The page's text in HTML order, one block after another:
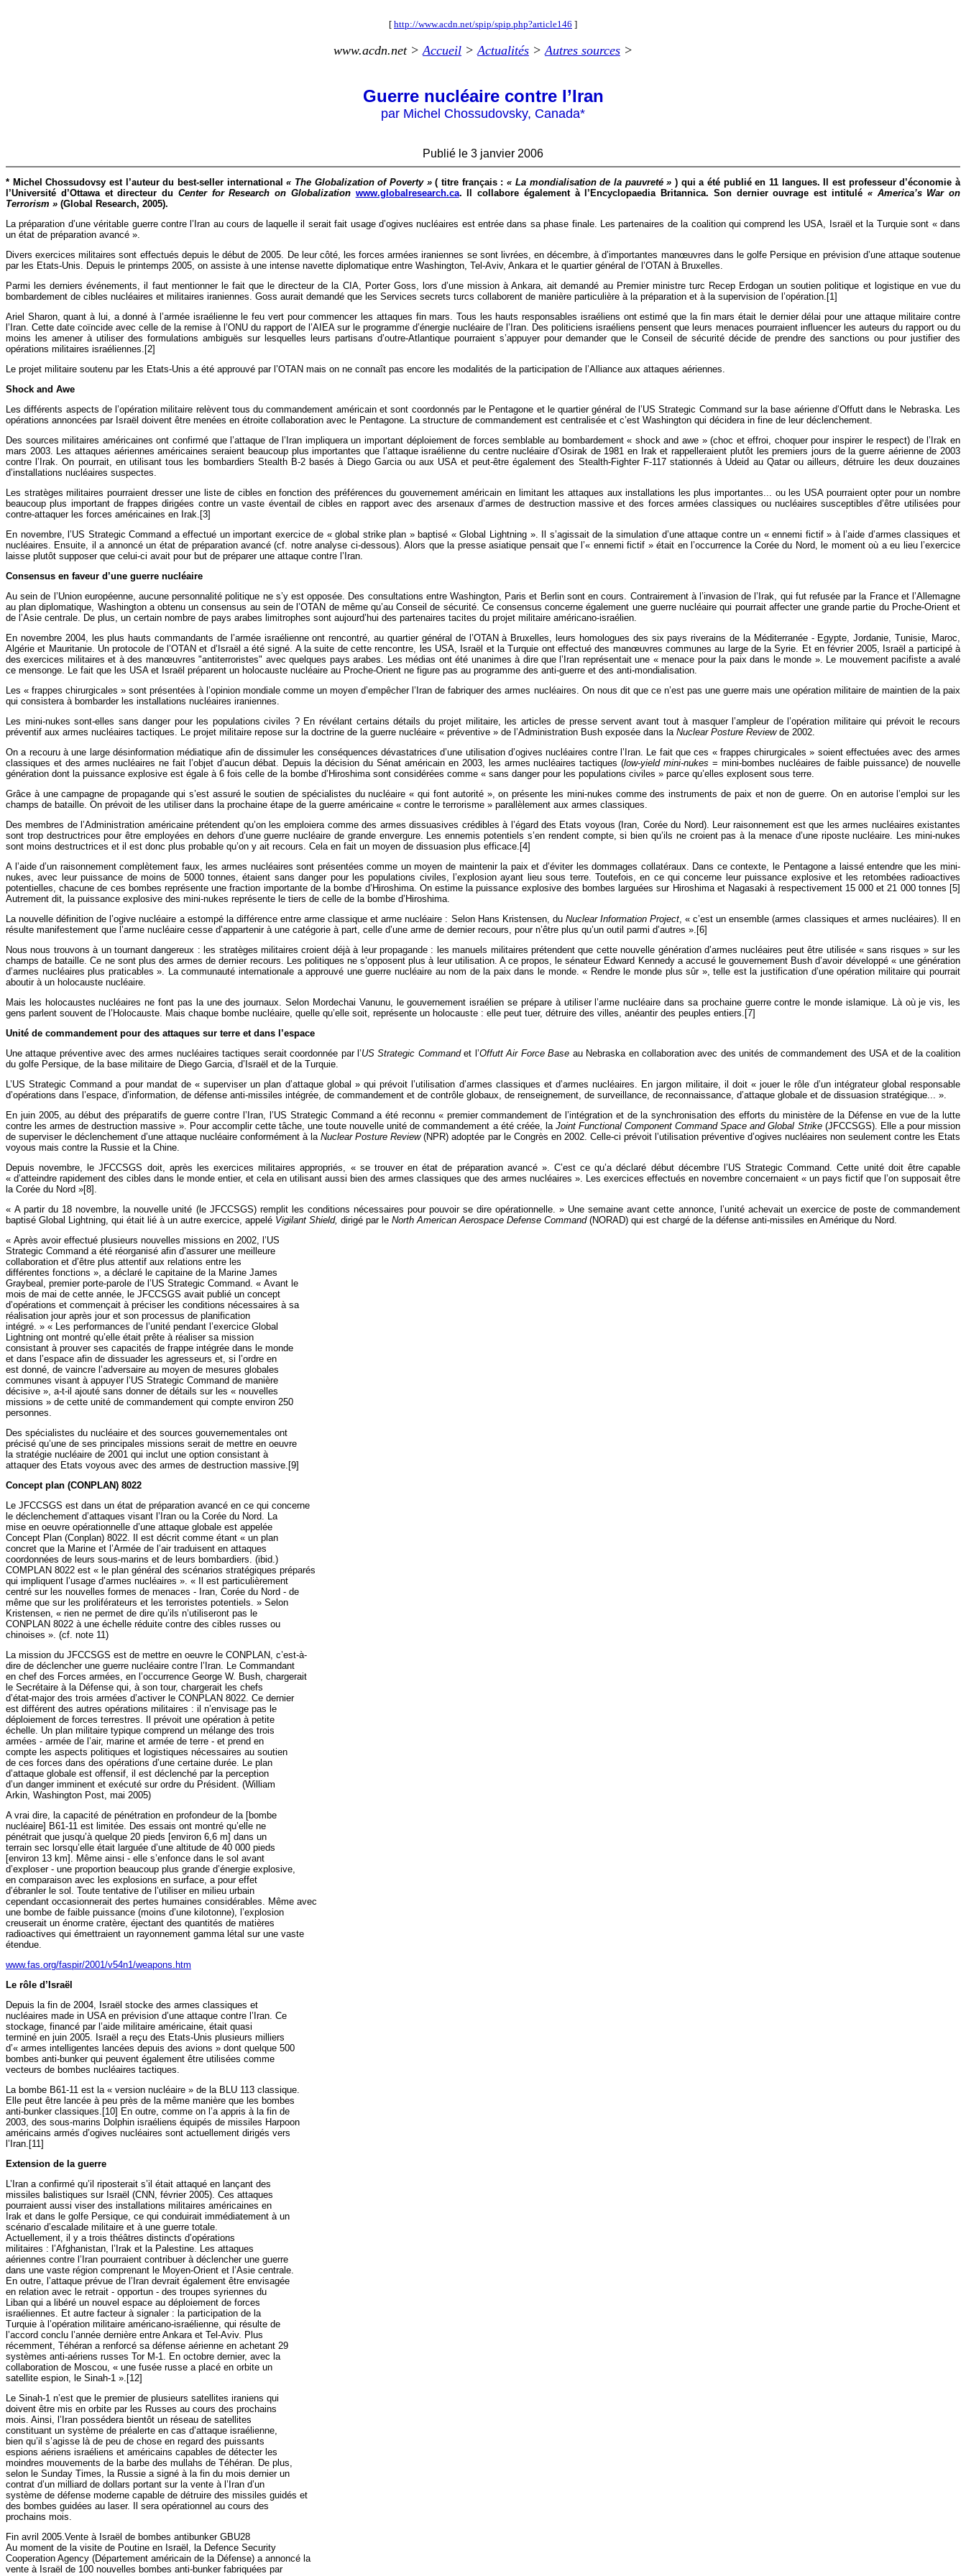
[ http://www.acdn.net/spip/spip.php?article146 ]
www.acdn.net >Accueil >Actualités >Autres sources >
Guerre nucléaire contre l’Iran
par Michel Chossudovsky, Canada*
Publié le 3 janvier 2006
* Michel Chossudovsy est l’auteur du best-seller international« The Globalization of Poverty »( titre français :« La mondialisation de la pauvreté » ) qui a été publié en 11 langues. Il est professeur d’économie à
l’Université d’Ottawa et directeur du Center for Research on Globalization www.globalresearch.ca. Il collabore également à l’Encyclopaedia Britannica. Son dernier ouvrage est intitulé « America’s War on
Terrorism » (Global Research, 2005).
La préparation d’une véritable guerre contre l’Iran au cours de laquelle il serait fait usage d’ogives nucléaires est entrée dans sa phase finale. Les partenaires de la coalition qui comprend les USA, Israël et la Turquie sont « dans
un état de préparation avancé ».
Divers exercices militaires sont effectués depuis le début de 2005. De leur côté, les forces armées iraniennes se sont livrées, en décembre, à d’importantes manœuvres dans le golfe Persique en prévision d’une attaque soutenue
par les Etats-Unis. Depuis le printemps 2005, on assiste à une intense navette diplomatique entre Washington, Tel-Aviv, Ankara et le quartier général de l’OTAN à Bruxelles.
Parmi les derniers événements, il faut mentionner le fait que le directeur de la CIA, Porter Goss, lors d’une mission à Ankara, ait demandé au Premier ministre turc Recep Erdogan un soutien politique et logistique en vue du
bombardement de cibles nucléaires et militaires iraniennes. Goss aurait demandé que les Services secrets turcs collaborent de manière particulière à la préparation et à la supervision de l’opération.[1]
Ariel Sharon, quant à lui, a donné à l’armée israélienne le feu vert pour commencer les attaques fin mars. Tous les hauts responsables israéliens ont estimé que la fin mars était le dernier délai pour une attaque militaire contre
l’Iran. Cette date coïncide avec celle de la remise à l’ONU du rapport de l’AIEA sur le programme d’énergie nucléaire de l’Iran. Des politiciens israéliens pensent que leurs menaces pourraient influencer les auteurs du rapport ou du
moins les amener à utiliser des formulations ambiguës sur lesquelles leurs partisans d’outre-Atlantique pourraient s’appuyer pour demander que le Conseil de sécurité décide de prendre des sanctions ou pour justifier des
opérations militaires israéliennes.[2]
Le projet militaire soutenu par les Etats-Unis a été approuvé par l’OTAN mais on ne connaît pas encore les modalités de la participation de l’Alliance aux attaques aériennes.
Shock and Awe
Les différents aspects de l’opération militaire relèvent tous du commandement américain et sont coordonnés par le Pentagone et le quartier général de l’US Strategic Command sur la base aérienne d’Offutt dans le Nebraska. Les
opérations annoncées par Israël doivent être menées en étroite collaboration avec le Pentagone. La structure de commandement est centralisée et c’est Washington qui décidera in fine de leur déclenchement.
Des sources militaires américaines ont confirmé que l’attaque de l’Iran impliquera un important déploiement de forces semblable au bombardement « shock and awe » (choc et effroi, choquer pour inspirer le respect) de l’Irak en
mars 2003. Les attaques aériennes américaines seraient beaucoup plus importantes que l’attaque israélienne du centre nucléaire d’Osirak de 1981 en Irak et rappelleraient plutôt les premiers jours de la guerre aérienne de 2003
contre l’Irak. On pourrait, en utilisant tous les bombardiers Stealth B-2 basés à Diego Garcia ou aux USA et peut-être également des Stealth-Fighter F-117 stationnés à Udeid au Qatar ou ailleurs, détruire les deux douzaines
d’installations nucléaires suspectes.
Les stratèges militaires pourraient dresser une liste de cibles en fonction des préférences du gouvernement américain en limitant les attaques aux installations les plus importantes... ou les USA pourraient opter pour un nombre
beaucoup plus important de frappes dirigées contre un vaste éventail de cibles en rapport avec des arsenaux d’armes de destruction massive et des forces armées classiques ou nucléaires susceptibles d’être utilisées pour
contre-attaquer les forces américaines en Irak.[3]
En novembre, l’US Strategic Command a effectué un important exercice de « global strike plan » baptisé « Global Lightning ». Il s’agissait de la simulation d’une attaque contre un « ennemi fictif » à l’aide d’armes classiques et
nucléaires. Ensuite, il a annoncé un état de préparation avancé (cf. notre analyse ci-dessous). Alors que la presse asiatique pensait que l’« ennemi fictif » était en l’occurrence la Corée du Nord, le moment où a eu lieu l’exercice
laisse plutôt supposer que celui-ci avait pour but de préparer une attaque contre l’Iran.
Consensus en faveur d’une guerre nucléaire
Au sein de l’Union européenne, aucune personnalité politique ne s’y est opposée. Des consultations entre Washington, Paris et Berlin sont en cours. Contrairement à l’invasion de l’Irak, qui fut refusée par la France et l’Allemagne
au plan diplomatique, Washington a obtenu un consensus au sein de l’OTAN de même qu’au Conseil de sécurité. Ce consensus concerne également une guerre nucléaire qui pourrait affecter une grande partie du Proche-Orient et
de l’Asie centrale. De plus, un certain nombre de pays arabes limitrophes sont aujourd’hui des partenaires tacites du projet militaire américano-israélien.
En novembre 2004, les plus hauts commandants de l’armée israélienne ont rencontré, au quartier général de l’OTAN à Bruxelles, leurs homologues des six pays riverains de la Méditerranée - Egypte, Jordanie, Tunisie, Maroc,
Algérie et Mauritanie. Un protocole de l’OTAN et d’Israël a été signé. A la suite de cette rencontre, les USA, Israël et la Turquie ont effectué des manœuvres communes au large de la Syrie. Et en février 2005, Israël a participé à
des exercices militaires et à des manœuvres "antiterroristes" avec quelques pays arabes. Les médias ont été unanimes à dire que l’Iran représentait une « menace pour la paix dans le monde ». Le mouvement pacifiste a avalé
ce mensonge. Le fait que les USA et Israël préparent un holocauste nucléaire au Proche-Orient ne figure pas au programme des anti-guerre et des anti-mondialisation.
Les « frappes chirurgicales » sont présentées à l’opinion mondiale comme un moyen d’empêcher l’Iran de fabriquer des armes nucléaires. On nous dit que ce n’est pas une guerre mais une opération militaire de maintien de la paix
qui consistera à bombarder les installations nucléaires iraniennes.
Les mini-nukes sont-elles sans danger pour les populations civiles ? En révélant certains détails du projet militaire, les articles de presse servent avant tout à masquer l’ampleur de l’opération militaire qui prévoit le recours
préventif aux armes nucléaires tactiques. Le projet militaire repose sur la doctrine de la guerre nucléaire « préventive » de l’Administration Bush exposée dans la Nuclear Posture Review de 2002.
On a recouru à une large désinformation médiatique afin de dissimuler les conséquences dévastatrices d’une utilisation d’ogives nucléaires contre l’Iran. Le fait que ces « frappes chirurgicales » soient effectuées avec des armes
classiques et des armes nucléaires ne fait l’objet d’aucun débat. Depuis la décision du Sénat américain en 2003, les armes nucléaires tactiques (low-yield mini-nukes = mini-bombes nucléaires de faible puissance) de nouvelle
génération dont la puissance explosive est égale à 6 fois celle de la bombe d’Hiroshima sont considérées comme « sans danger pour les populations civiles » parce qu’elles explosent sous terre.
Grâce à une campagne de propagande qui s’est assuré le soutien de spécialistes du nucléaire « qui font autorité », on présente les mini-nukes comme des instruments de paix et non de guerre. On en autorise l’emploi sur les
champs de bataille. On prévoit de les utiliser dans la prochaine étape de la guerre américaine « contre le terrorisme » parallèlement aux armes classiques.
Des membres de l’Administration américaine prétendent qu’on les emploiera comme des armes dissuasives crédibles à l’égard des Etats voyous (Iran, Corée du Nord). Leur raisonnement est que les armes nucléaires existantes
sont trop destructrices pour être employées en dehors d’une guerre nucléaire de grande envergure. Les ennemis potentiels s’en rendent compte, si bien qu’ils ne croient pas à la menace d’une riposte nucléaire. Les mini-nukes
sont moins destructrices et il est donc plus probable qu’on y ait recours. Cela en fait un moyen de dissuasion plus efficace.[4]
A l’aide d’un raisonnement complètement faux, les armes nucléaires sont présentées comme un moyen de maintenir la paix et d’éviter les dommages collatéraux. Dans ce contexte, le Pentagone a laissé entendre que les mini-
nukes, avec leur puissance de moins de 5000 tonnes, étaient sans danger pour les populations civiles, l’explosion ayant lieu sous terre. Toutefois, en ce qui concerne leur puissance explosive et les retombées radioactives
potentielles, chacune de ces bombes représente une fraction importante de la bombe d’Hiroshima. On estime la puissance explosive des bombes larguées sur Hiroshima et Nagasaki à respectivement 15 000 et 21 000 tonnes [5]
Autrement dit, la puissance explosive des mini-nukes représente le tiers de celle de la bombe d’Hiroshima.
La nouvelle définition de l’ogive nucléaire a estompé la différence entre arme classique et arme nucléaire : Selon Hans Kristensen, du Nuclear Information Project, « c’est un ensemble (armes classiques et armes nucléaires). Il en
résulte manifestement que l’arme nucléaire cesse d’appartenir à une catégorie à part, celle d’une arme de dernier recours, pour n’être plus qu’un outil parmi d’autres ».[6]
Nous nous trouvons à un tournant dangereux : les stratèges militaires croient déjà à leur propagande : les manuels militaires prétendent que cette nouvelle génération d’armes nucléaires peut être utilisée « sans risques » sur les
champs de bataille. Ce ne sont plus des armes de dernier recours. Les politiques ne s’opposent plus à leur utilisation. A ce propos, le sénateur Edward Kennedy a accusé le gouvernement Bush d’avoir développé « une génération
d’armes nucléaires plus praticables ». La communauté internationale a approuvé une guerre nucléaire au nom de la paix dans le monde. « Rendre le monde plus sûr », telle est la justification d’une opération militaire qui pourrait
aboutir à un holocauste nucléaire.
Mais les holocaustes nucléaires ne font pas la une des journaux. Selon Mordechai Vanunu, le gouvernement israélien se prépare à utiliser l’arme nucléaire dans sa prochaine guerre contre le monde islamique. Là où je vis, les
gens parlent souvent de l’Holocauste. Mais chaque bombe nucléaire, quelle qu’elle soit, représente un holocauste : elle peut tuer, détruire des villes, anéantir des peuples entiers.[7]
Unité de commandement pour des attaques sur terre et dans l’espace
Une attaque préventive avec des armes nucléaires tactiques serait coordonnée par l’US Strategic Commandet l’Offutt Air Force Base au Nebraska en collaboration avec des unités de commandement des USA et de la coalition
du golfe Persique, de la base militaire de Diego Garcia, d’Israël et de la Turquie.
L’US Strategic Command a pour mandat de « superviser un plan d’attaque global » qui prévoit l’utilisation d’armes classiques et d’armes nucléaires. En jargon militaire, il doit « jouer le rôle d’un intégrateur global responsable
d’opérations dans l’espace, d’information, de défense anti-missiles intégrée, de commandement et de contrôle globaux, de renseignement, de surveillance, de reconnaissance, d’attaque globale et de dissuasion stratégique... ».
En juin 2005, au début des préparatifs de guerre contre l’Iran, l’US Strategic Command a été reconnu « premier commandement de l’intégration et de la synchronisation des efforts du ministère de la Défense en vue de la lutte
contre les armes de destruction massive ». Pour accomplir cette tâche, une toute nouvelle unité de commandement a été créée, la Joint Functional Component Command Space and Global Strike (JFCCSGS). Elle a pour mission
de superviser le déclenchement d’une attaque nucléaire conformément à laNuclear Posture Review(NPR) adoptée par le Congrès en 2002. Celle-ci prévoit l’utilisation préventive d’ogives nucléaires non seulement contre les Etats
voyous mais contre la Russie et la Chine.
Depuis novembre, le JFCCSGS doit, après les exercices militaires appropriés, « se trouver en état de préparation avancé ». C’est ce qu’a déclaré début décembre l’US Strategic Command. Cette unité doit être capable
« d’atteindre rapidement des cibles dans le monde entier, et cela en utilisant aussi bien des armes classiques que des armes nucléaires ». Les exercices effectués en novembre concernaient « un pays fictif que l’on supposait être
la Corée du Nord »[8].
« A partir du 18 novembre, la nouvelle unité (le JFCCSGS) remplit les conditions nécessaires pour pouvoir se dire opérationnelle. » Une semaine avant cette annonce, l’unité achevait un exercice de poste de commandement
baptisé Global Lightning, qui était lié à un autre exercice, appelé Vigilant Shield, dirigé par le North American Aerospace Defense Command (NORAD) qui est chargé de la défense anti-missiles en Amérique du Nord.
« Après avoir effectué plusieurs nouvelles missions en 2002, l’US
Strategic Command a été réorganisé afin d’assurer une meilleure
collaboration et d’être plus attentif aux relations entre les
différentes fonctions », a déclaré le capitaine de la Marine James
Graybeal, premier porte-parole de l’US Strategic Command. « Avant le
mois de mai de cette année, le JFCCSGS avait publié un concept
d’opérations et commençait à préciser les conditions nécessaires à sa
réalisation jour après jour et son processus de planification
intégré. » « Les performances de l’unité pendant l’exercice Global
Lightning ont montré qu’elle était prête à réaliser sa mission
consistant à prouver ses capacités de frappe intégrée dans le monde
et dans l’espace afin de dissuader les agresseurs et, si l’ordre en
est donné, de vaincre l’adversaire au moyen de mesures globales
communes visant à appuyer l’US Strategic Command de manière
décisive », a-t-il ajouté sans donner de détails sur les « nouvelles
missions » de cette unité de commandement qui compte environ 250
personnes.
Des spécialistes du nucléaire et des sources gouvernementales ont
précisé qu’une de ses principales missions serait de mettre en oeuvre
la stratégie nucléaire de 2001 qui inclut une option consistant à
attaquer des Etats voyous avec des armes de destruction massive.[9]
Concept plan (CONPLAN) 8022
Le JFCCSGS est dans un état de préparation avancé en ce qui concerne
le déclenchement d’attaques visant l’Iran ou la Corée du Nord. La
mise en oeuvre opérationnelle d’une attaque globale est appelée
Concept Plan (Conplan) 8022. Il est décrit comme étant « un plan
concret que la Marine et l’Armée de l’air traduisent en attaques
coordonnées de leurs sous-marins et de leurs bombardiers. (ibid.)
COMPLAN 8022 est « le plan général des scénarios stratégiques préparés
qui impliquent l’usage d’armes nucléaires ». « Il est particulièrement
centré sur les nouvelles formes de menaces - Iran, Corée du Nord - de
même que sur les proliférateurs et les terroristes potentiels. » Selon
Kristensen, « rien ne permet de dire qu’ils n’utiliseront pas le
CONPLAN 8022 à une échelle réduite contre des cibles russes ou
chinoises ». (cf. note 11)
La mission du JFCCSGS est de mettre en oeuvre le CONPLAN, c’est-à-
dire de déclencher une guerre nucléaire contre l’Iran. Le Commandant
en chef des Forces armées, en l’occurrence George W. Bush, chargerait
le Secrétaire à la Défense qui, à son tour, chargerait les chefs
d’état-major des trois armées d’activer le CONPLAN 8022. Ce dernier
est différent des autres opérations militaires : il n’envisage pas le
déploiement de forces terrestres. Il prévoit une opération à petite
échelle. Un plan militaire typique comprend un mélange des trois
armées - armée de l’air, marine et armée de terre - et prend en
compte les aspects politiques et logistiques nécessaires au soutien
de ces forces dans des opérations d’une certaine durée. Le plan
d’attaque globale est offensif, il est déclenché par la perception
d’un danger imminent et exécuté sur ordre du Président. (William
Arkin, Washington Post, mai 2005)
A vrai dire, la capacité de pénétration en profondeur de la [bombe
nucléaire] B61-11 est limitée. Des essais ont montré qu’elle ne
pénétrait que jusqu’à quelque 20 pieds [environ 6,6 m] dans un
terrain sec lorsqu’elle était larguée d’une altitude de 40 000 pieds
[environ 13 km]. Même ainsi - elle s’enfonce dans le sol avant
d’exploser - une proportion beaucoup plus grande d’énergie explosive,
en comparaison avec les explosions en surface, a pour effet
d’ébranler le sol. Toute tentative de l’utiliser en milieu urbain
cependant occasionnerait des pertes humaines considérables. Même avec
une bombe de faible puissance (moins d’une kilotonne), l’explosion
creuserait un énorme cratère, éjectant des quantités de matières
radioactives qui émettraient un rayonnement gamma létal sur une vaste
étendue.
www.fas.org/faspir/2001/v54n1/weapons.htm
Le rôle d’Israël
Depuis la fin de 2004, Israël stocke des armes classiques et
nucléaires made in USA en prévision d’une attaque contre l’Iran. Ce
stockage, financé par l’aide militaire américaine, était quasi
terminé en juin 2005. Israël a reçu des Etats-Unis plusieurs milliers
d’« armes intelligentes lancées depuis des avions » dont quelque 500
bombes anti-bunker qui peuvent également être utilisées comme
vecteurs de bombes nucléaires tactiques.
La bombe B61-11 est la « version nucléaire » de la BLU 113 classique.
Elle peut être lancée à peu près de la même manière que les bombes
anti-bunker classiques.[10] En outre, comme on l’a appris à la fin de
2003, des sous-marins Dolphin israéliens équipés de missiles Harpoon
américains armés d’ogives nucléaires sont actuellement dirigés vers
l’Iran.[11]
Extension de la guerre
L’Iran a confirmé qu’il riposterait s’il était attaqué en lançant des
missiles balistiques sur Israël (CNN, février 2005). Ces attaques
pourraient aussi viser des installations militaires américaines en
Irak et dans le golfe Persique, ce qui conduirait immédiatement à un
scénario d’escalade militaire et à une guerre totale.
Actuellement, il y a trois théâtres distincts d’opérations
militaires : l’Afghanistan, l’Irak et la Palestine. Les attaques
aériennes contre l’Iran pourraient contribuer à déclencher une guerre
dans une vaste région comprenant le Moyen-Orient et l’Asie centrale.
En outre, l’attaque prévue de l’Iran devrait également être envisagée
en relation avec le retrait - opportun - des troupes syriennes du
Liban qui a libéré un nouvel espace au déploiement de forces
israéliennes. Et autre facteur à signaler : la participation de la
Turquie à l’opération militaire américano-israélienne, qui résulte de
l’accord conclu l’année dernière entre Ankara et Tel-Aviv. Plus
récemment, Téhéran a renforcé sa défense aérienne en achetant 29
systèmes anti-aériens russes Tor M-1. En octobre dernier, avec la
collaboration de Moscou, « une fusée russe a placé en orbite un
satellite espion, le Sinah-1 ».[12]
Le Sinah-1 n’est que le premier de plusieurs satellites iraniens qui
doivent être mis en orbite par les Russes au cours des prochains
mois. Ainsi, l’Iran possédera bientôt un réseau de satellites
constituant un système de préalerte en cas d’attaque israélienne,
bien qu’il s’agisse là de peu de chose en regard des puissants
espions aériens israéliens et américains capables de détecter les
moindres mouvements de la barbe des mullahs de Téhéran. De plus,
selon le Sunday Times, la Russie a signé à la fin du mois dernier un
contrat d’un milliard de dollars portant sur la vente à l’Iran d’un
système de défense moderne capable de détruire des missiles guidés et
des bombes guidées au laser. Il sera opérationnel au cours des
prochains mois.
Fin avril 2005.Vente à Israël de bombes antibunker GBU28
Au moment de la visite de Poutine en Israël, la Defence Security
Cooperation Agency (Département américain de la Défense) a annoncé la
vente à Israël de 100 nouvelles bombes anti-bunker fabriquées par